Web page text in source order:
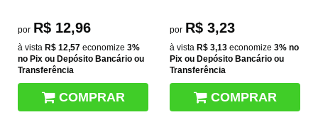
por R$ 12,96
à vista R$ 12,57 economize 3%
no Pix ou Depósito Bancário ou
Transferência
COMPRAR
por R$ 3,23
à vista R$ 3,13 economize 3% no
Pix ou Depósito Bancário ou
Transferência
COMPRAR